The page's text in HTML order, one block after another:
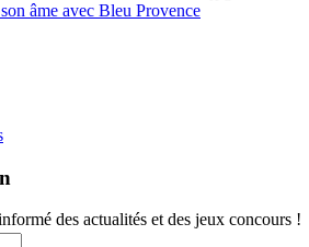
âme avec Bleu Provence
des actualités et des jeux concours !